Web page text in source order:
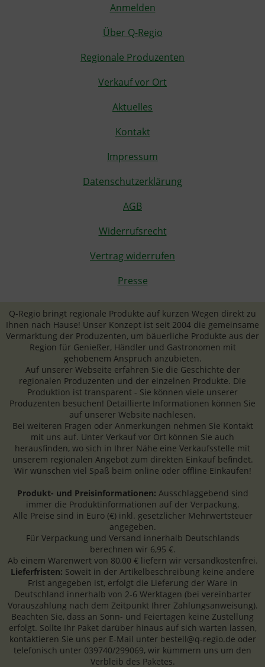
Anmelden
Über Q-Regio
Regionale Produzenten
Verkauf vor Ort
Aktuelles
Kontakt
Impressum
Datenschutzerklärung
AGB
Widerrufsrecht
Vertrag widerrufen
Presse
Q-Regio bringt regionale Produkte auf kurzen Wegen direkt zu
Ihnen nach Hause! Unser Konzept ist seit 2004 die gemeinsame
Vermarktung der Produzenten, um bäuerliche Produkte aus der
Region für Genießer, Händler und Gastronomen mit
gehobenem Anspruch anzubieten.
Auf unserer Webseite erfahren Sie die Geschichte der
regionalen Produzenten und der einzelnen Produkte. Die
Produktion ist transparent - Sie können viele unserer
Produzenten besuchen! Detaillierte Informationen können Sie
auf unserer Website nachlesen.
Bei weiteren Fragen oder Anmerkungen nehmen Sie Kontakt
mit uns auf. Unter Verkauf vor Ort können Sie auch
herausfinden, wo sich in Ihrer Nähe eine Verkaufsstelle mit
unserem regionalen Angebot zum direkten Einkauf befindet.
Wir wünschen viel Spaß beim online oder offline Einkaufen!
Produkt- und Preisinformationen: Ausschlaggebend sind
immer die Produktinformationen auf der Verpackung.
Alle Preise sind in Euro (€) inkl. gesetzlicher Mehrwertsteuer
angegeben.
Für Verpackung und Versand innerhalb Deutschlands
berechnen wir 6,95 €.
Ab einem Warenwert von 80,00 € liefern wir versandkostenfrei.
Lieferfristen: Soweit in der Artikelbeschreibung keine andere
Frist angegeben ist, erfolgt die Lieferung der Ware in
Deutschland innerhalb von 2-6 Werktagen (bei vereinbarter
Vorauszahlung nach dem Zeitpunkt Ihrer Zahlungsanweisung).
Beachten Sie, dass an Sonn- und Feiertagen keine Zustellung
erfolgt. Sollte Ihr Paket darüber hinaus auf sich warten lassen,
kontaktieren Sie uns per E-Mail unter bestell@q-regio.de oder
telefonisch unter 039740/299069, wir kümmern uns um den
Verbleib des Paketes.